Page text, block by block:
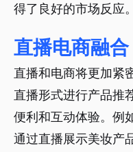
得了良好的市场反应。
直播电商融合
直播和电商将更加紧
直播形式进行产品推
便利和互动体验。例
通过直播展示美妆产